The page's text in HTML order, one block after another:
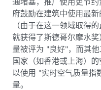
府鼓励在建筑中使用最
（由于在这一领域取得
就获得了斯德哥尔摩水
量被评为 "良好"，而其
国家（如香港或上海）
以使用 "实时空气质量指
量。